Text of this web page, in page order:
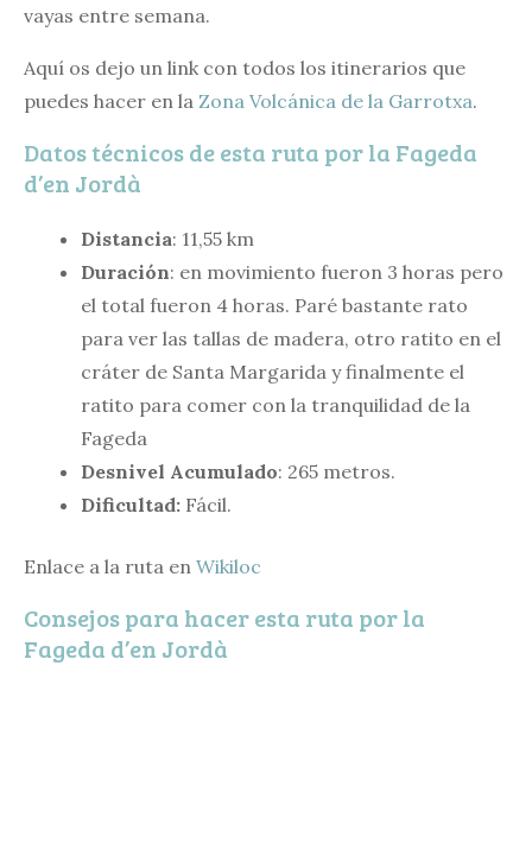
vayas entre semana.
Aquí os dejo un link con todos los itinerarios que
puedes hacer en la Zona Volcánica de la Garrotxa.
Datos técnicos de esta ruta por la Fageda
d’en Jordà
Distancia: 11,55 km
Duración: en movimiento fueron 3 horas pero
el total fueron 4 horas. Paré bastante rato
para ver las tallas de madera, otro ratito en el
cráter de Santa Margarida y finalmente el
ratito para comer con la tranquilidad de la
Fageda
Desnivel Acumulado: 265 metros.
Dificultad: Fácil.
Enlace a la ruta en Wikiloc
Consejos para hacer esta ruta por la
Fageda d’en Jordà